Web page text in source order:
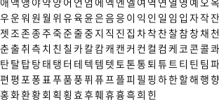
우운워 원 월 위 유육윤은음응 이 익 인 일 임 입 자작잔
젯 조존종주죽준줄중 지 직 진 집 차착찬찰참창채 천
춘출취 측 치 친 칠 카칼캄캐 캔 커 컨 컬 컴 케 코 콘콜콰
탄탈탑탕태 탱 터 테 텍 템 텟 토 톤통퇴 튜 트 티 틴 팀 파
편 평 포 퐁 표 푸품풍퓌 퓨 프 플피 필 핑 하한할해행향
홍화환황회 획 횡 효후훼휴흉흑희 힌